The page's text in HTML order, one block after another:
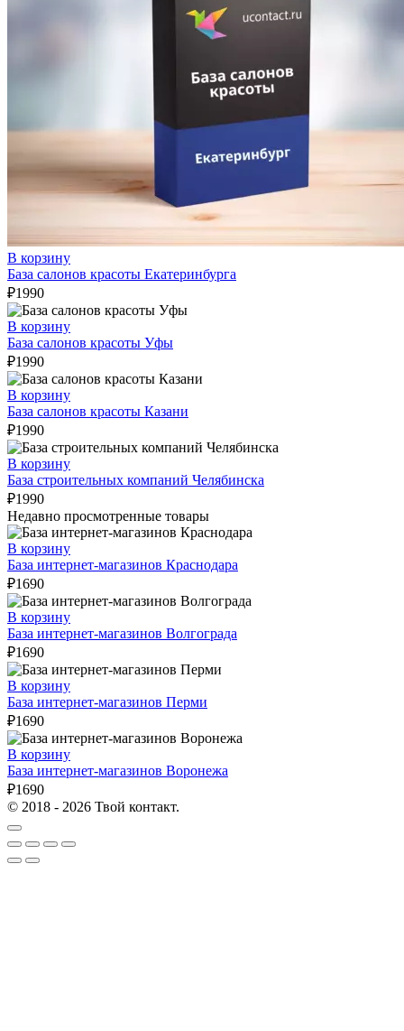
В корзину
База салонов красоты Екатеринбурга
₽1990
В корзину
База салонов красоты Уфы
₽1990
В корзину
База салонов красоты Казани
₽1990
В корзину
База строительных компаний Челябинска
₽1990
Недавно просмотренные товары
В корзину
База интернет-магазинов Краснодара
₽1690
В корзину
База интернет-магазинов Волгограда
₽1690
В корзину
База интернет-магазинов Перми
₽1690
В корзину
База интернет-магазинов Воронежа
₽1690
© 2018 - 2026 Твой контакт.